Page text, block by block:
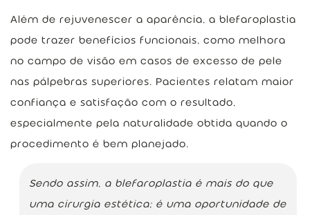
Além de rejuvenescer a aparência, a blefaroplastia
pode trazer benefícios funcionais, como melhora
no campo de visão em casos de excesso de pele
nas pálpebras superiores. Pacientes relatam maior
confiança e satisfação com o resultado,
especialmente pela naturalidade obtida quando o
procedimento é bem planejado.
Sendo assim, a blefaroplastia é mais do que
uma cirurgia estética; é uma oportunidade de